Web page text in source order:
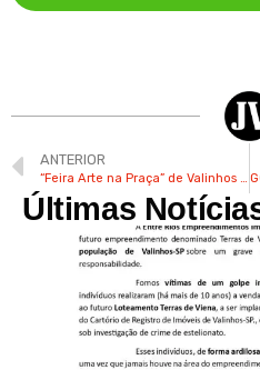
ANTERIOR
“Feira Arte na Praça” de Valinhos terá contação de histórias e zumba
Últimas